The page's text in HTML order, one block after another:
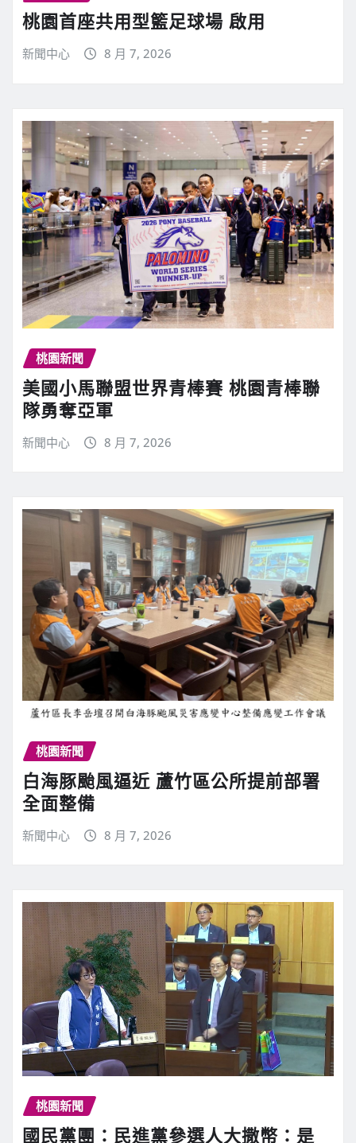
桃園首座共用型籃足球場 啟用
新聞中心 8 月 7, 2026
桃園新聞
美國小馬聯盟世界青棒賽 桃園青棒聯
隊勇奪亞軍
新聞中心 8 月 7, 2026
桃園新聞
白海豚颱風逼近 蘆竹區公所提前部署
全面整備
新聞中心 8 月 7, 2026
桃園新聞
國民黨團：民進黨參選人大撒幣：是